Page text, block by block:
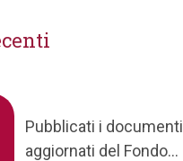
Pubblicati i documenti
aggiornati del Fondo...